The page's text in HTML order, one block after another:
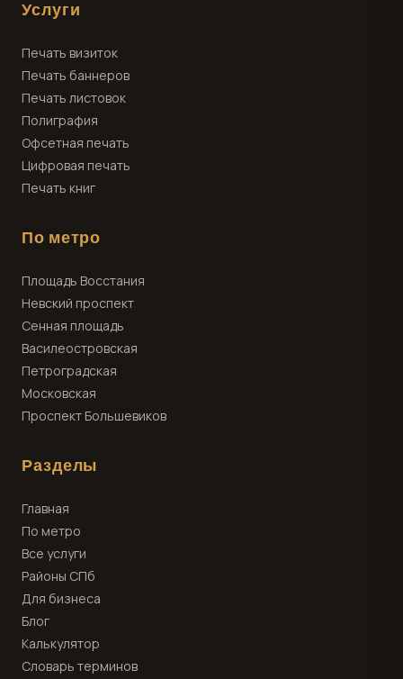
Услуги
Печать визиток
Печать баннеров
Печать листовок
Полиграфия
Офсетная печать
Цифровая печать
Печать книг
По метро
Площадь Восстания
Невский проспект
Сенная площадь
Василеостровская
Петроградская
Московская
Проспект Большевиков
Разделы
Главная
По метро
Все услуги
Районы СПб
Для бизнеса
Блог
Калькулятор
Словарь терминов